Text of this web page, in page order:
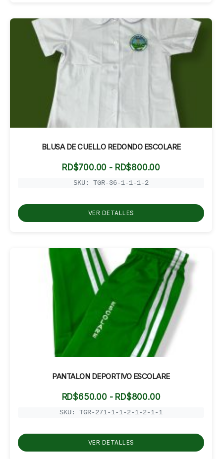
BLUSA DE CUELLO REDONDO ESCOLARE
RD$700.00 - RD$800.00Rango
RD$800.00
SKU: TGR-36-1-1-1-2
VER DETALLES
PANTALON DEPORTIVO ESCOLARE
RD$650.00 - RD$800.00Rango
precios:
RD$800.00
SKU: TGR-271-1-1-2-1-2-1-1
VER DETALLES